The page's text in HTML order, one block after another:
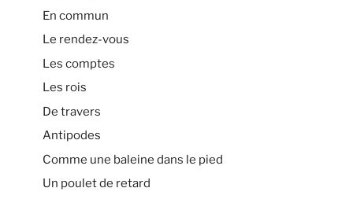
En commun
Le rendez-vous
Les comptes
Les rois
De travers
Antipodes
Comme une baleine dans le pied
Un poulet de retard